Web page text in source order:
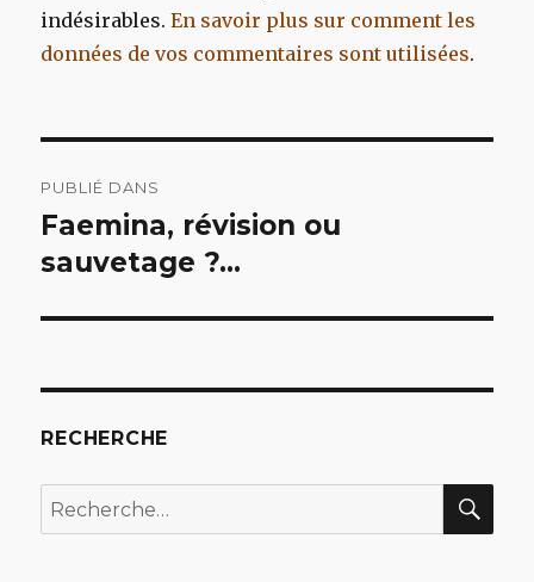
indésirables.En savoir plus sur comment les
données de vos commentaires sont utilisées.
de
l’article
PUBLIÉ DANS
Faemina, révision ou
sauvetage ?…
RECHERCHE
Recherche
pour